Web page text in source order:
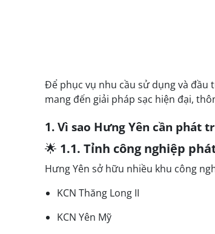
Để phục vụ nhu cầu sử dụng và đầu
mang đến giải pháp sạc hiện đại,
1. Vì sao Hưng Yên cần phát
🌟 1.1. Tỉnh công nghiệp
Hưng Yên sở hữu nhiều khu công
KCN Thăng Long II
KCN Yên Mỹ